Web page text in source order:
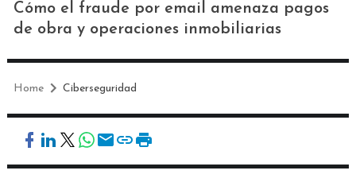
Cómo el fraude por email amenaza pagos
de obra y operaciones inmobiliarias
Home Ciberseguridad